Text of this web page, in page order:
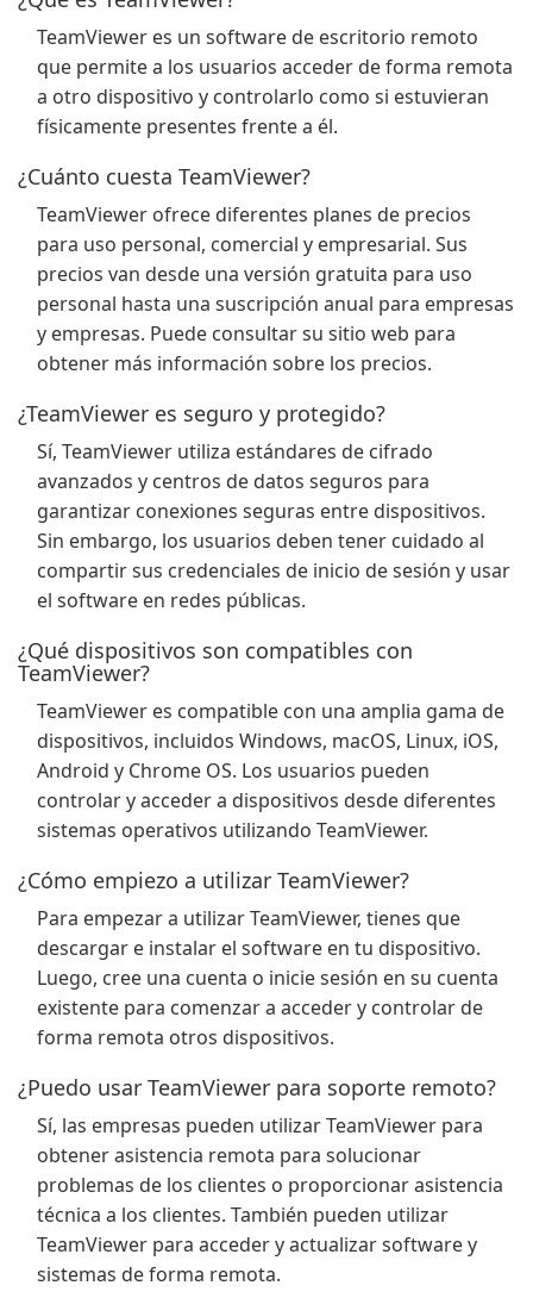
TeamViewer es un software de escritorio remoto
que permite a los usuarios acceder de forma remota
a otro dispositivo y controlarlo como si estuvieran
físicamente presentes frente a él.
¿Cuánto cuesta TeamViewer?
TeamViewer ofrece diferentes planes de precios
para uso personal, comercial y empresarial. Sus
precios van desde una versión gratuita para uso
personal hasta una suscripción anual para empresas
y empresas. Puede consultar su sitio web para
obtener más información sobre los precios.
¿TeamViewer es seguro y protegido?
Sí, TeamViewer utiliza estándares de cifrado
avanzados y centros de datos seguros para
garantizar conexiones seguras entre dispositivos.
Sin embargo, los usuarios deben tener cuidado al
compartir sus credenciales de inicio de sesión y usar
el software en redes públicas.
¿Qué dispositivos son compatibles con
TeamViewer?
TeamViewer es compatible con una amplia gama de
dispositivos, incluidos Windows, macOS, Linux, iOS,
Android y Chrome OS. Los usuarios pueden
controlar y acceder a dispositivos desde diferentes
sistemas operativos utilizando TeamViewer.
¿Cómo empiezo a utilizar TeamViewer?
Para empezar a utilizar TeamViewer, tienes que
descargar e instalar el software en tu dispositivo.
Luego, cree una cuenta o inicie sesión en su cuenta
existente para comenzar a acceder y controlar de
forma remota otros dispositivos.
¿Puedo usar TeamViewer para soporte remoto?
Sí, las empresas pueden utilizar TeamViewer para
obtener asistencia remota para solucionar
problemas de los clientes o proporcionar asistencia
técnica a los clientes. También pueden utilizar
TeamViewer para acceder y actualizar software y
sistemas de forma remota.